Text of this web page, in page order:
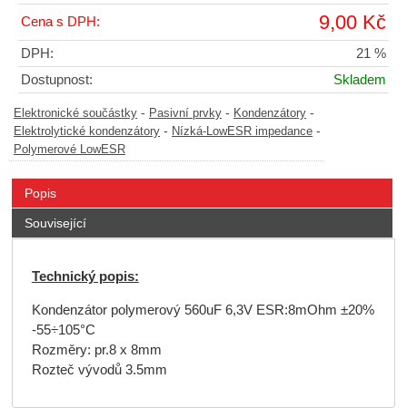
Cena s DPH: 9,00 Kč
DPH:
21 %
Dostupnost:
Skladem
Elektronické součástky - Pasivní prvky - Kondenzátory -
Elektrolytické kondenzátory - Nízká-LowESR impedance -
Polymerové LowESR
Popis
Související
Technický popis:
Kondenzátor polymerový 560uF 6,3V ESR:8mOhm ±20%
-55÷105°C
Rozměry: pr.8 x 8mm
Rozteč vývodů 3.5mm